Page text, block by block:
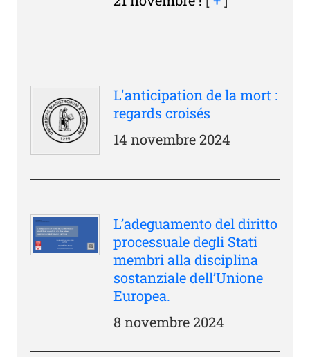
L'anticipation de la mort :
regards croisés
14 novembre 2024
L’adeguamento del diritto
processuale degli Stati
membri alla disciplina
sostanziale dell’Unione
Europea.
8 novembre 2024